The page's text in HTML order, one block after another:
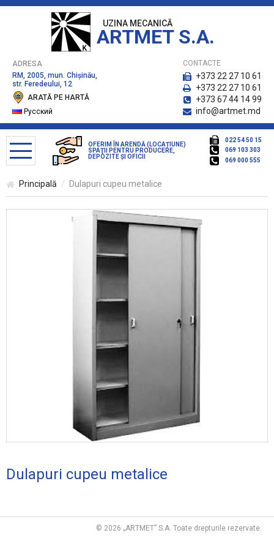
UZINA MECANICĂ
ARTMET S.A.
ADRESA
RM, 2005, mun. Chişinău,
str. Feredeului, 12
ARATĂ PE HARTĂ
Русский
CONTACTE
+373 22 27 10 61
+373 22 27 10 61
+373 67 44 14 99
info@artmet.md
OFERIM ÎN ARENDĂ (LOCAȚIUNE)
SPAŢII PENTRU PRODUCERE,
DEPOZITE ŞI OFICII
022 54 50 15
069 103 303
069 000 555
CATALOG DE PRODUSE
Bănci pentru parc
Containere pentru deşeuri menagere, platforme
RAMPE DE COBORÂRE
PORŢI, GARDURI, COPERTINE
CLAME DE CANCELARIE Ş.A.
Principală Dulapuri cupeu metalice
Dulapuri cupeu metalice
© 2026 „ARTMET” S.A. Toate drepturile rezervate.